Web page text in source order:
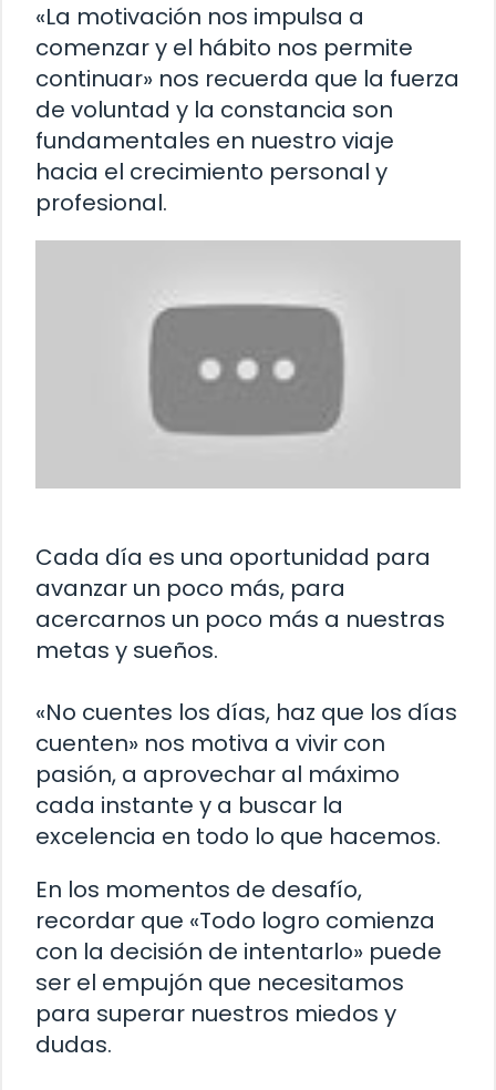
«La motivación nos impulsa a
comenzar y el hábito nos permite
continuar» nos recuerda que la fuerza
de voluntad y la constancia son
fundamentales en nuestro viaje
hacia el crecimiento personal y
profesional.
Cada día es una oportunidad para
avanzar un poco más, para
acercarnos un poco más a nuestras
metas y sueños.
«No cuentes los días, haz que los días
cuenten» nos motiva a vivir con
pasión, a aprovechar al máximo
cada instante y a buscar la
excelencia en todo lo que hacemos.
En los momentos de desafío,
recordar que «Todo logro comienza
con la decisión de intentarlo» puede
ser el empujón que necesitamos
para superar nuestros miedos y
dudas.